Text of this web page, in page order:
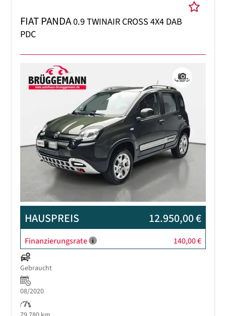
FIAT PANDA0.9 TWINAIR CROSS 4X4 DAB
PDC
Previous
HAUSPREIS 12.950,00 €
Finanzierungsrate 140,00 €
Gebraucht
08/2020